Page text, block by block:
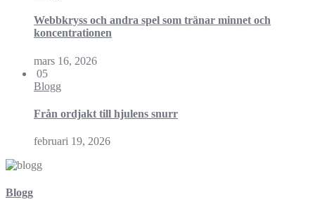
Webbkryss och andra spel som tränar minnet och
koncentrationen
mars 16, 2026
05
Blogg
Från ordjakt till hjulens snurr
februari 19, 2026
Blogg